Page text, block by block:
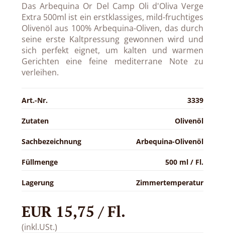
Das Arbequina Or Del Camp Oli d'Oliva Verge
Extra 500ml ist ein erstklassiges, mild-fruchtiges
Olivenöl aus 100% Arbequina-Oliven, das durch
seine erste Kaltpressung gewonnen wird und
sich perfekt eignet, um kalten und warmen
Gerichten eine feine mediterrane Note zu
verleihen.
Art.-Nr. 3339
Zutaten Olivenöl
Sachbezeichnung Arbequina-Olivenöl
Füllmenge 500 ml / Fl.
Lagerung Zimmertemperatur
EUR 15,75 / Fl.
(inkl.USt.)